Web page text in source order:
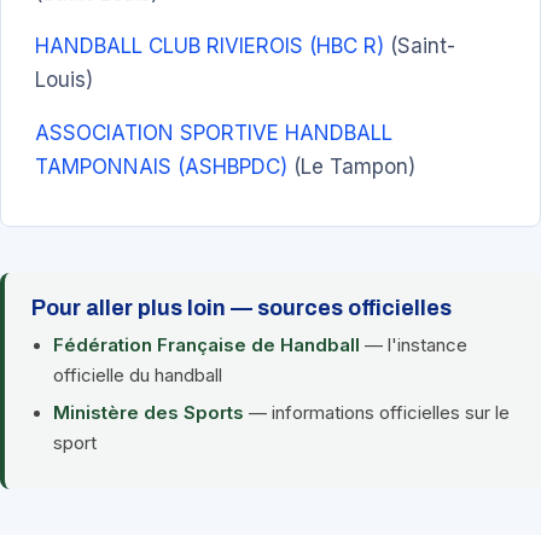
HANDBALL CLUB RIVIEROIS (HBC R) (Saint-
Louis)
ASSOCIATION SPORTIVE HANDBALL
TAMPONNAIS (ASHBPDC) (Le Tampon)
Pour aller plus loin — sources officielles
Fédération Française de Handball — l'instance
officielle du handball
Ministère des Sports — informations officielles sur le
sport